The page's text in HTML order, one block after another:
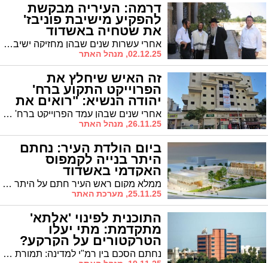
דרמה: העיריה מבקשת
להפקיע מישיבת פוניבז'
את שטחיה באשדוד
אחרי עשרות שנים שבהן מחזיקה ישיבת פוניבז' בשטחי ענק, מסתמן מפנה דרמטי: העיריה מבקשת להפקיע חלק משטחי הציבור בתואנה שלא נעשה בהם כל שימוש. האם הישיבה שממודדת כעת משפטית בבני ברק תפתח זירה נוספת באשדוד? כל הפרטים
02.12.25, מנהל האתר
זה האיש שיחלץ את
הפרוייקט התקוע ברח'
יהודה הנשיא: "רואים את
האור" אחרי שנים שבהן עמד הפרוייקט ברח' יהודה הנשיא שומם ונטוש, נחתם סוף סוף הסכם שיאפשר את השלמת הבניין. ויש גם מי שנותן את המימון לפרוייקט
26.11.25, מנהל האתר
ביום הולדת העיר: נחתם
היתר בנייה לקמפוס
האקדמי באשדוד
ממלא מקום ראש העיר חתם על היתר להקמת חמישה מבנים ברובע החדש מזרחית לאסותא. הקמפוס ייבנה על שטח שעתיד להתרחב ל-150 דונם. "אשדוד הופכת לעיר שתושביה יקבלו את הטוב ביותר ברפואה ואקדמיה"
25.11.25, מערכת האתר
התוכנית לפינוי 'אלתא'
מתקדמת: מתי יעלו
הטרקטורים על הקרקע?
נחתם הסכם בין רמ"י למדינה: תמורת 4 מיליארד שקל יפונה מתחם 'אלתא' ובמקומו יבנו 70,000 דירות, רובן למגזר החרדי | מדובר ללא ספק בבשורה לציבור החרדי אבל האם זה יקרה בקרוב? לדבריו של יו"ר מינהלת הסכם הגג לאשדוד, הדרך עוד ארוכה